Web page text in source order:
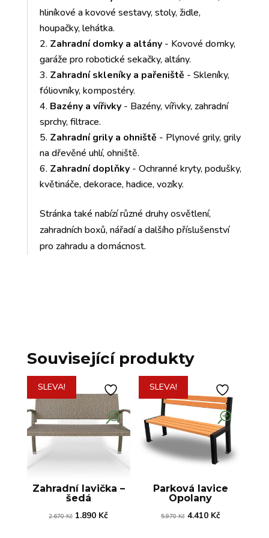
hliníkové a kovové sestavy, stoly, židle,
houpačky, lehátka.
Zahradní domky a altány- Kovové domky,
garáže pro robotické sekačky, altány.
Zahradní skleníky a pařeniště - Skleníky,
fóliovníky, kompostéry.
Bazény a vířivky- Bazény, vířivky, zahradní
sprchy, filtrace.
Zahradní grily a ohniště - Plynové grily, grily
na dřevěné uhlí, ohniště.
Zahradní doplňky- Ochranné kryty, podušky,
květináče, dekorace, hadice, vozíky.
Stránka také nabízí různé druhy osvětlení,
zahradních boxů, nářadí a dalšího příslušenství
pro zahradu a domácnost.
Související produkty
SLEVA!
Zahradní lavička –
šedá
2.670Kč Původní
1.890 KčAktuální
SLEVA!
Parková lavice
Opolany
5.970Kč Původní
4.410 KčAktuální